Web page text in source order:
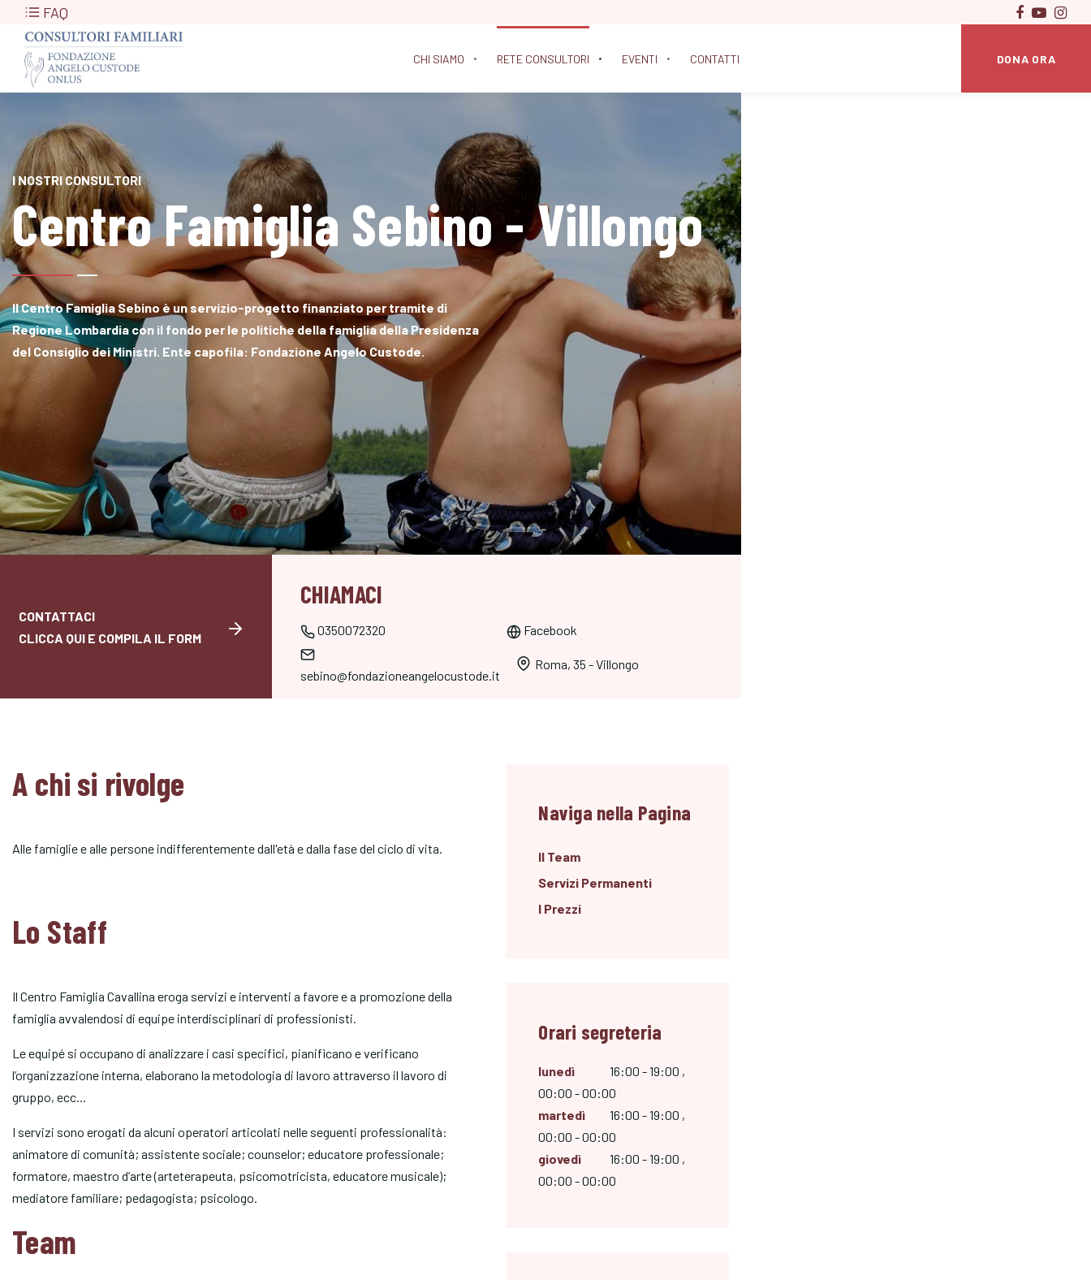
FAQ
CHI SIAMO RETE CONSULTORI EVENTI CONTATTI DONA ORA
I NOSTRI CONSULTORI
Centro Famiglia Sebino - Villongo
Il Centro Famiglia Sebino è un servizio-progetto finanziato per tramite di
Regione Lombardia con il fondo per le politiche della famiglia della Presidenza
del Consiglio dei Ministri. Ente capofila: Fondazione Angelo Custode.
CONTATTACI
CLICCA QUI E COMPILA IL FORM
CHIAMACI
0350072320 Facebook
sebino@fondazioneangelocustode.it
Roma, 35 - Villongo
A chi si rivolge
Alle famiglie e alle persone indifferentemente dall'età e dalla fase del ciclo di vita.
Lo Staff
Il Centro Famiglia Cavallina eroga servizi e interventi a favore e a promozione della
famiglia avvalendosi di equipe interdisciplinari di professionisti.
Le equipé si occupano di analizzare i casi specifici, pianificano e verificano
l’organizzazione interna, elaborano la metodologia di lavoro attraverso il lavoro di
gruppo, ecc...
I servizi sono erogati da alcuni operatori articolati nelle seguenti professionalità:
animatore di comunità; assistente sociale; counselor; educatore professionale;
formatore, maestro d’arte (arteterapeuta, psicomotricista, educatore musicale);
mediatore familiare; pedagogista; psicologo.
Team
Naviga nella Pagina
Il Team
Servizi Permanenti
I Prezzi
Orari segreteria
lunedì
16:00 - 19:00 ,
00:00 - 00:00
martedì
16:00 - 19:00 ,
00:00 - 00:00
giovedì
16:00 - 19:00 ,
00:00 - 00:00